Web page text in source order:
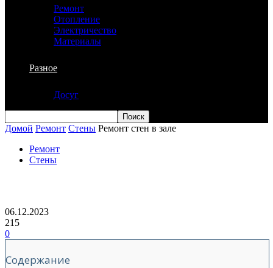
Ремонт
Отопление
Электричество
Материалы
Разное
Досуг
Домой Ремонт Стены Ремонт стен в зале
Ремонт
Стены
06.12.2023
215
0
Содержание